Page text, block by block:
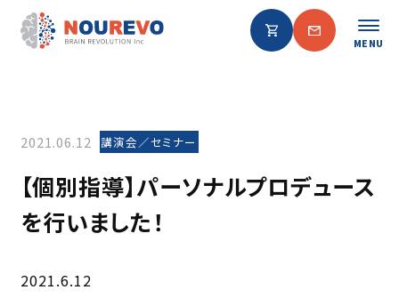
MENU
2021.06.12 講演会／セミナー
【個別指導】パーソナルプロデュース
を行いました！
2021.6.12